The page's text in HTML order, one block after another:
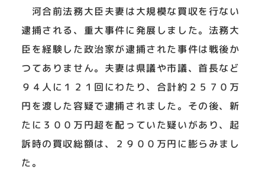
河合前法務大臣夫妻は大規模な買収を行ない
逮捕される、重大事件に発展しました。法務大
臣を経験した政治家が逮捕された事件は戦後か
つてありません。夫妻は県議や市議、首長など
９４人に１２１回にわたり、合計約２５７０万
円を渡した容疑で逮捕されました。その後、新
たに３００万円超を配っていた疑いがあり、起
訴時の買収総額は、２９００万円に膨らみまし
た。